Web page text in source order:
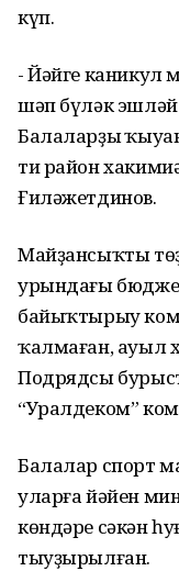
күп.
- Йәйге каникул
шәп бүләк
Балаларҙың
ти район
Ғиләжетдинов.
Майҙансыҡты
урындағы
байыҡтырыу
ҡалмаған, ауыл
Подрядсы
“Уралдеком”
Балалар спорт
уларға йәйен
көндәре сәкән
тыуҙырылған.